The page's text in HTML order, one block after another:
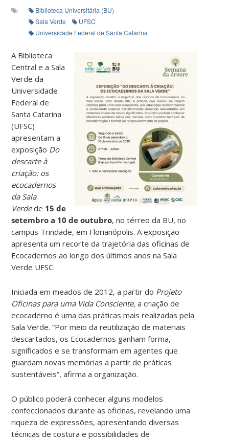
Biblioteca Universitária (BU)
Sala Verde
UFSC
Universidade Federal de Santa Catarina
A Biblioteca
Central e a Sala
Verde da
Universidade
Federal de
Santa Catarina
(UFSC)
apresentam a
exposição Do
descarte à
criação: os
ecocadernos
da Sala
Verdede 15 de
setembro a 10 de outubro, no térreo da BU, no
campus Trindade, em Florianópolis. A exposição
apresenta um recorte da trajetória das oficinas de
Ecocadernos ao longo dos últimos anos na Sala
Verde UFSC.
Iniciada em meados de 2012, a partir do Projeto
Oficinas para uma Vida Consciente, a criação de
ecocaderno é uma das práticas mais realizadas pela
Sala Verde. “Por meio da reutilização de materiais
descartados, os Ecocadernos ganham forma,
significados e se transformam em agentes que
guardam novas memórias a partir de práticas
sustentáveis”, afirma a organização.
O público poderá conhecer alguns modelos
confeccionados durante as oficinas, revelando uma
riqueza de expressões, apresentando diversas
técnicas de costura e possibilidades de